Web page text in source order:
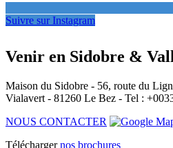
Suivre sur Instagram
Venir en Sidobre &
Maison du Sidobre - 56, route du
Vialavert - 81260 Le Bez - Tel :
NOUS CONTACTER
Téléchargernos brochures